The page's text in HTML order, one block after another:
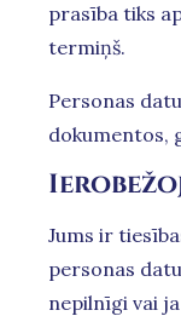
prasība tiks
termiņš.
Personas
dokumentos,
Jums ir
personas
nepilnīgi vai